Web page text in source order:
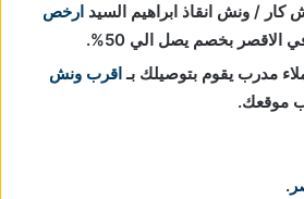
كار / ونش انقاذ ابراهيم السيد ارخص
الاقصر بخصم يصل الي 50%.
مدرب يقوم بتوصيلك بـاقرب ونش
موقعك.
.